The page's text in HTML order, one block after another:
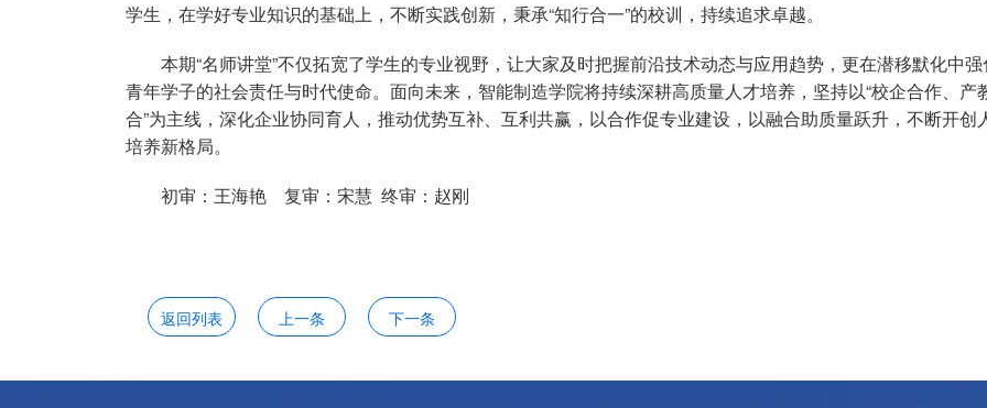
学生，在学好专业知识的基础上，不断实践创新，秉承“知行合一”的校训，持续追求卓越。
本期“名师讲堂”不仅拓宽了学生的专业视野，让大家及时把握前沿技术动态与应用趋势，更在潜移默化中强
青年学子的社会责任与时代使命。面向未来，智能制造学院将持续深耕高质量人才培养，坚持以“校企合作、产
合”为主线，深化企业协同育人，推动优势互补、互利共赢，以合作促专业建设，以融合助质量跃升，不断开创
培养新格局。
初审：王海艳 复审：宋慧 终审：赵刚
返回列表 上一条 下一条